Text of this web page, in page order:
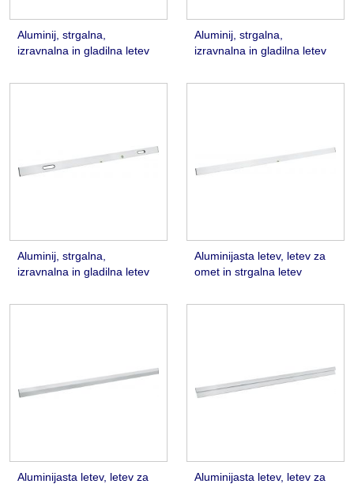
Aluminij, strgalna,
izravnalna in gladilna letev
Aluminij, strgalna,
izravnalna in gladilna letev
Aluminij, strgalna,
izravnalna in gladilna letev
Aluminijasta letev, letev za
omet in strgalna letev
Aluminijasta letev, letev za
Aluminijasta letev, letev za